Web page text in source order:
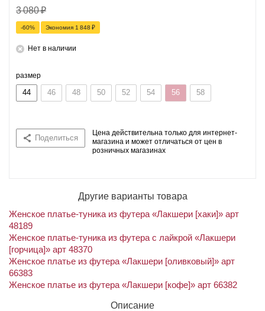
3 080₽
-60% Экономия 1 848 ₽
Нет в наличии
размер
44 46 48 50 52 54 56 58
Поделиться
Цена действительна только для интернет-
магазина и может отличаться от цен в
розничных магазинах
Другие варианты товара
Женское платье-туника из футера «Лакшери [хаки]» арт
48189
Женское платье-туника из футера с лайкрой «Лакшери
[горчица]» арт 48370
Женское платье из футера «Лакшери [оливковый]» арт
66383
Женское платье из футера «Лакшери [кофе]» арт 66382
Описание